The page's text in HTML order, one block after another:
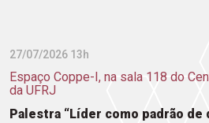
27/07/2026 13h
Espaço Coppe-I, na sala 118 do
da UFRJ
Palestra “Líder como padrão de